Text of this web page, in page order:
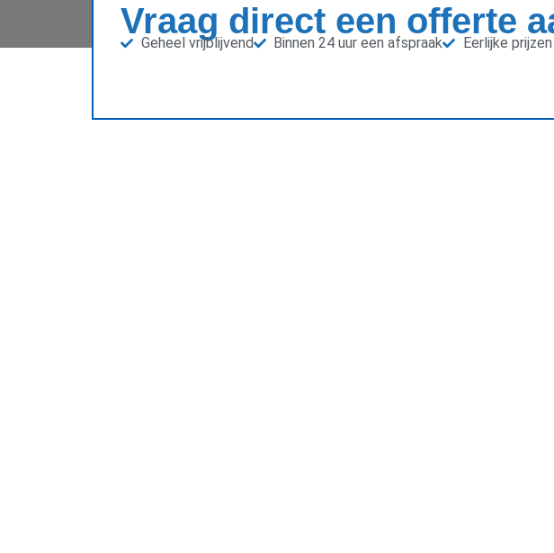
Vraag direct een offerte
Geheel vrijblijvend Binnen 24 uur een afspraak Eerlijke prijzen